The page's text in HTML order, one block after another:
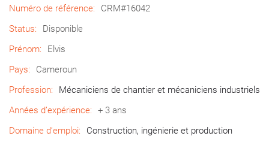
Numéro de référence:
CRM#16042
Status:
Disponible
Prénom:
Elvis
Pays:
Cameroun
Profession:
Mécaniciens de chantier et mécaniciens industriels
Années d’expérience:
+ 3 ans
Domaine d’emploi:
Construction, ingénierie et production